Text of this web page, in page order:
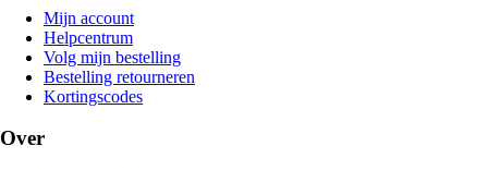
Mijn account
Helpcentrum
Volg mijn bestelling
Bestelling retourneren
Kortingscodes
Over